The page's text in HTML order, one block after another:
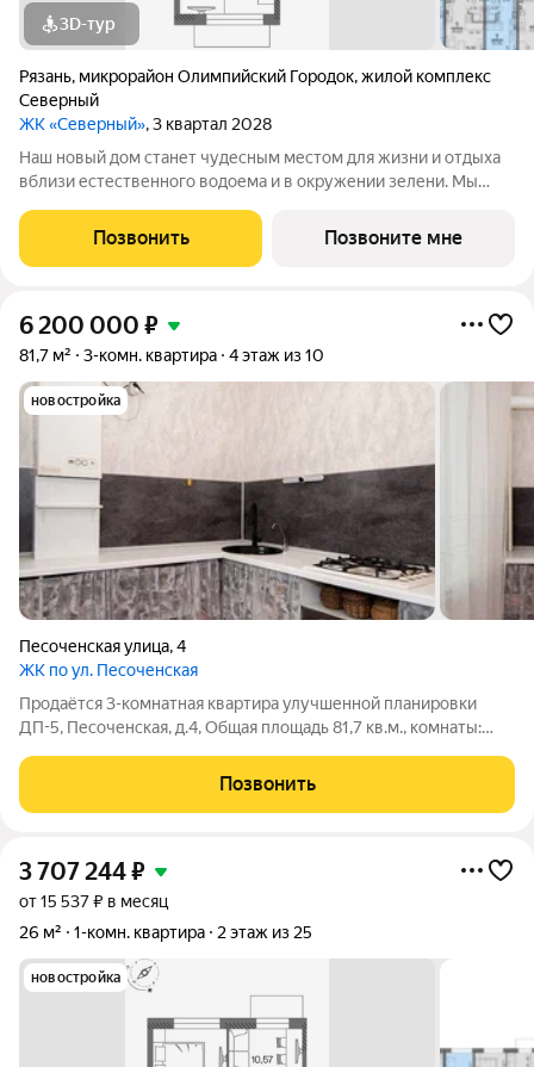
3D-тур
Рязань, микрорайон Олимпийский Городок,жилой комплекс
Северный
ЖК «Северный», 3 квартал 2028
Наш новый дом станет чудесным местом для жизни и отдыха
вблизи естественного водоема и в окружении зелени. Мы
небольших студий, в которых можно начать свою
студенческую самостоятельную жизнь до
Позвонить Позвоните мне
6 200 000 ₽
81,7 м² 3-комн. квартира 4 этаж из 10
новостройка
Песоченская улица,4
ЖК по ул. Песоченская
Продаётся 3-комнатная квартира улучшенной планировки
ДП-5, Песоченская, д.4, Общая площадь 81,7 кв.м., комнаты:
планировка, угловая, все комнаты изолированные, с/у
раздельный, индивидуальное
Позвонить
3 707 244₽
от 15 537 ₽ в месяц
26 м²
1-комн. квартира 2 этаж из 25
новостройка